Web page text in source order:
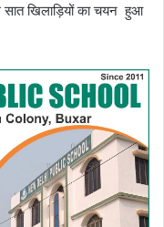
सात खिलाड़ियों का चयन हुआ